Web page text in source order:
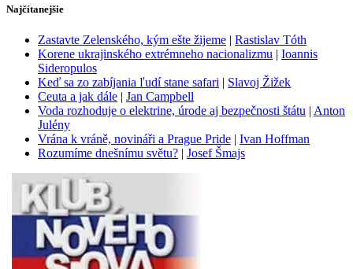
Najčítanejšie
Zastavte Zelenského, kým ešte žijeme | Rastislav Tóth
Korene ukrajinského extrémneho nacionalizmu | Ioannis
Sideropulos
Keď sa zo zabíjania ľudí stane safari | Slavoj Žižek
Ceuta a jak dále | Jan Campbell
Voda rozhoduje o elektrine, úrode aj bezpečnosti štátu | Anton
Julény
Vrána k vráně, novináři a Prague Pride | Ivan Hoffman
Rozumíme dnešnímu světu? | Josef Šmajs